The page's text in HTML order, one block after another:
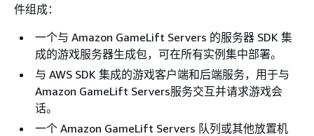
件组成：
一个与 Amazon GameLift Servers 的服务器 SDK 集
成的游戏服务器生成包，可在所有实例集中部署。
与 AWS SDK 集成的游戏客户端和后端服务，用于与
Amazon GameLift Servers服务交互并请求游戏会
话。
一个 Amazon GameLift Servers 队列或其他放置机